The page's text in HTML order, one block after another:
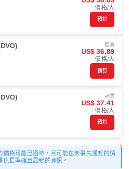
價格/人
預訂
起價
US$ 36.89
價格/人
預訂
起價
US$ 37.41
價格/人
預訂
價格可能已過時，且可能在未事先通知的情
最準確且最新的資訊。